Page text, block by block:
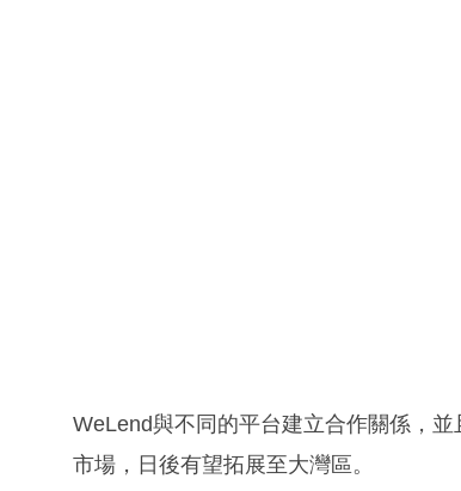
WeLend與不同的平台建立合作關係，
市場，日後有望拓展至大灣區。